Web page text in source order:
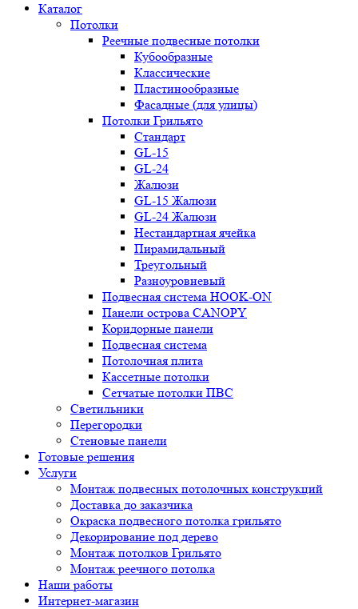
Каталог
Потолки
Реечные подвесные потолки
Кубообразные
Классические
Пластинообразные
Фасадные (для улицы)
Потолки Грильято
Стандарт
GL-15
GL-24
Жалюзи
GL-15 Жалюзи
GL-24 Жалюзи
Нестандартная ячейка
Пирамидальный
Треугольный
Разноуровневый
Подвесная система HOOK-ON
Панели острова CANOPY
Коридорные панели
Подвесная система
Потолочная плита
Кассетные потолки
Сетчатые потолки ПВС
Светильники
Перегородки
Стеновые панели
Готовые решения
Услуги
Монтаж подвесных потолочных конструкций
Доставка до заказчика
Окраска подвесного потолка грильято
Декорирование под дерево
Монтаж потолков Грильято
Монтаж реечного потолка
Наши работы
Интернет-магазин